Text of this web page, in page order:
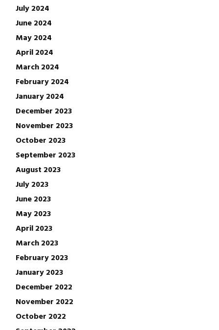
July 2024
June 2024
May 2024
April 2024
March 2024
February 2024
January 2024
December 2023
November 2023
October 2023
September 2023
August 2023
July 2023
June 2023
May 2023
April 2023
March 2023
February 2023
January 2023
December 2022
November 2022
October 2022